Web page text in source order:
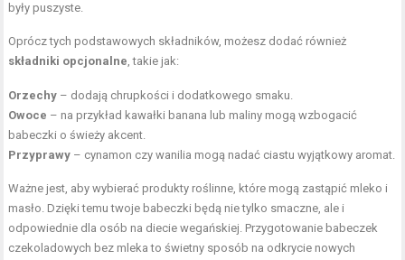
były puszyste.
Oprócz tych podstawowych składników, możesz dodać również
składniki opcjonalne, takie jak:
Orzechy – dodają chrupkości i dodatkowego smaku.
Owoce – na przykład kawałki banana lub maliny mogą wzbogacić
babeczki o świeży akcent.
Przyprawy – cynamon czy wanilia mogą nadać ciastu wyjątkowy aromat.
Ważne jest, aby wybierać produkty roślinne, które mogą zastąpić mleko i
masło. Dzięki temu twoje babeczki będą nie tylko smaczne, ale i
odpowiednie dla osób na diecie wegańskiej. Przygotowanie babeczek
czekoladowych bez mleka to świetny sposób na odkrycie nowych